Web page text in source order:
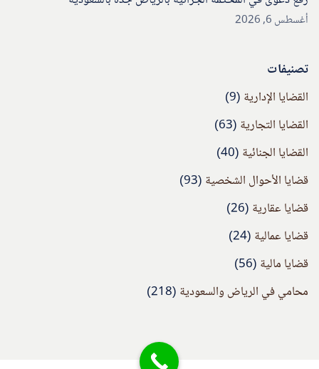
أغسطس 6, 2026
تصنيفات
القضايا الإدارية (9)
القضايا التجارية (63)
القضايا الجنائية (40)
قضايا الأحوال الشخصية (93)
قضايا عقارية (26)
قضايا عمالية (24)
قضايا مالية (56)
محامي في الرياض والسعودية (218)